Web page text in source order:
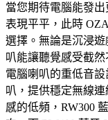
當您期待電腦能發
表現平平，此時
選擇。無論是沉浸
叭能讓聽覺感受截
電腦喇叭的重低音設
叭，提供穩定無線
感的低頻，RW300